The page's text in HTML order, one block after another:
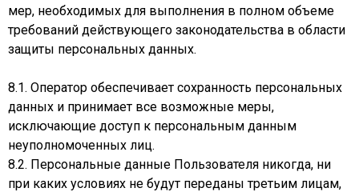
мер, необходимых для выполнения в полном объеме
требований действующего законодательства в области
защиты персональных данных.
8.1. Оператор обеспечивает сохранность персональных
данных и принимает все возможные меры,
исключающие доступ к персональным данным
неуполномоченных лиц.
8.2. Персональные данные Пользователя никогда, ни
при каких условиях не будут переданы третьим лицам,